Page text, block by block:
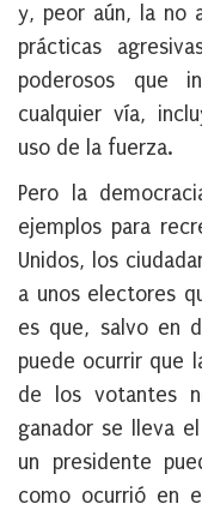
y, peor aún, la no
prácticas
poderosos que
cualquier vía,
uso de la fuerza.
Pero la
ejemplos para
Unidos, los
a unos electores
es que, salvo en
puede ocurrir que
de los votantes
ganador se lleva
un presidente
como ocurrió en